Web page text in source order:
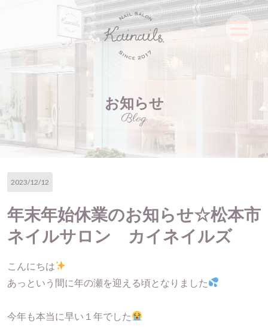
お知らせ
Blog
2023/12/12
年末年始休業のお知らせ☆松本市
ネイルサロン カイネイルズ
こんにちは
あっという間に年の瀬を迎える頃となりました
今年も本当に早い１年でした